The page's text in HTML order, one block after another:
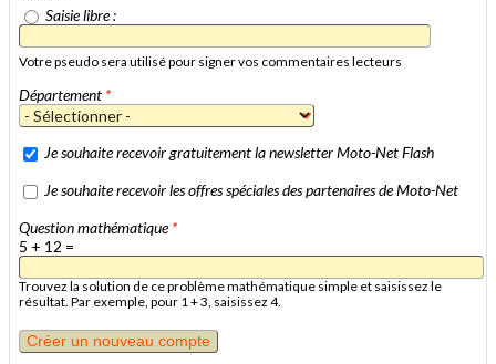
Saisie libre :
Votre pseudo sera utilisé pour signer vos commentaires lecteurs
Département *
Je souhaite recevoir gratuitement la newsletter Moto-Net Flash
Je souhaite recevoir les offres spéciales des partenaires de Moto-Net
Question mathématique*
5 + 12 =
Trouvez la solution de ce problème mathématique simple et saisissez le
résultat. Par exemple, pour 1 + 3, saisissez 4.